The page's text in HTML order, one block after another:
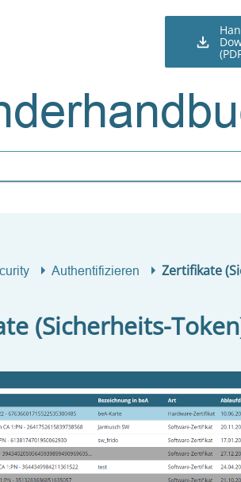
Authentifizieren Zertifikate
(Sicherheits-